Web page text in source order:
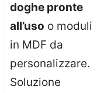
doghe pronte
all’uso o moduli
in MDF da
personalizzare.
Soluzione